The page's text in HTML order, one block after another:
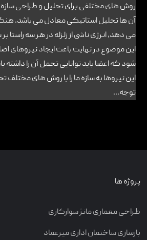
روش های مختلفی برای تحلیل و طراحی
آن ها تحلیل استاتیکی معادل می باشد.
می دهد، انرژی ناشی از زلزله در هر سه راستا
این موضوع در نهایت باعث ایجاد نیروهای
شود که اعضا باید توانایی تحمل آن را
این نیروها به سازه ما را با روش های مختلف
توجه...
پروژه ها
طراحی معماری مانژ سوارکاری
بازسازی ساختمان اداری میرعماد